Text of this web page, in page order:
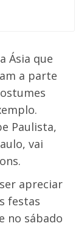
Ásia que
a parte
Paulista,
vai
apreciar
festas
no sábado